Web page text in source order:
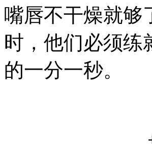
嘴唇不干燥就够
时，他们必须练
的一分一秒。